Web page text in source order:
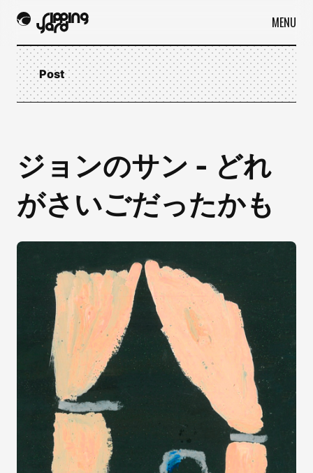
MENU
Post
ジョンのサン - どれ
がさいごだったかも